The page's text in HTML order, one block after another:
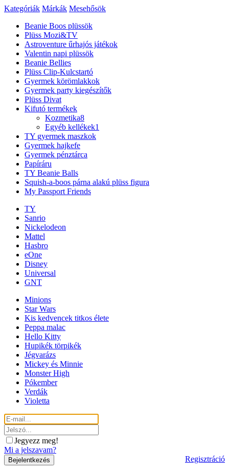
Kategóriák Márkák Mesehősök
Beanie Boos plüssök
Plüss Mozi&TV
Astroventure űrhajós játékok
Valentin napi plüssök
Beanie Bellies
Plüss Clip-Kulcstartó
Gyermek körömlakkok
Gyermek party kiegészítők
Plüss Divat
Kifutó termékek
Kozmetika8
Egyéb kellékek1
TY gyermek maszkok
Gyermek hajkefe
Gyermek pénztárca
Papíráru
TY Beanie Balls
Squish-a-boos párna alakú plüss figura
My Passport Friends
TY
Sanrio
Nickelodeon
Mattel
Hasbro
eOne
Disney
Universal
GNT
Minions
Star Wars
Kis kedvencek titkos élete
Peppa malac
Hello Kitty
Hupikék törpikék
Jégvarázs
Mickey és Minnie
Monster High
Pókember
Verdák
Violetta
Jegyezz meg!
Mi a jelszavam?
Regisztráció